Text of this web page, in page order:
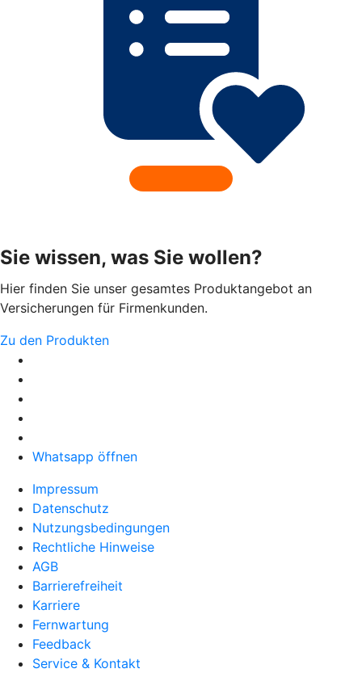
Sie wissen, was Sie wollen?
Hier finden Sie unser gesamtes Produktangebot an
Versicherungen für Firmenkunden.
Zu den Produkten
Whatsapp öffnen
Impressum
Datenschutz
Nutzungsbedingungen
Rechtliche Hinweise
AGB
Barrierefreiheit
Karriere
Fernwartung
Feedback
Service & Kontakt